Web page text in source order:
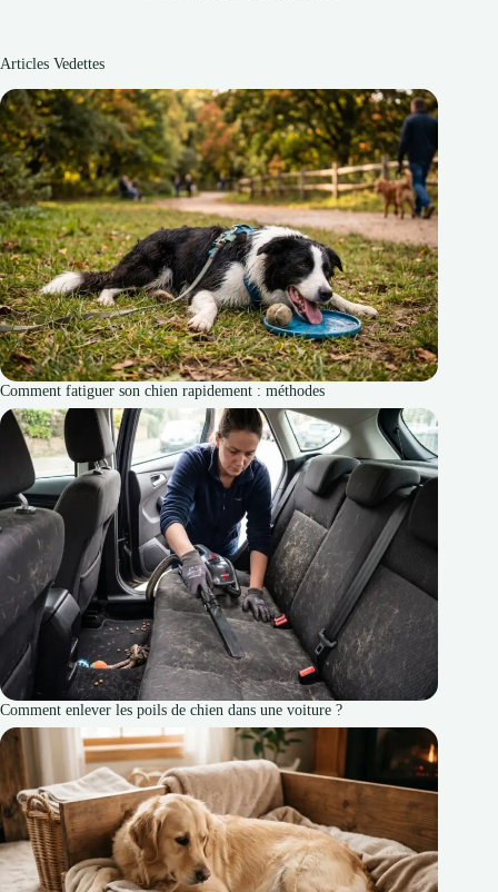
Articles Vedettes
Comment fatiguer son chien rapidement : méthodes
Comment enlever les poils de chien dans une voiture ?